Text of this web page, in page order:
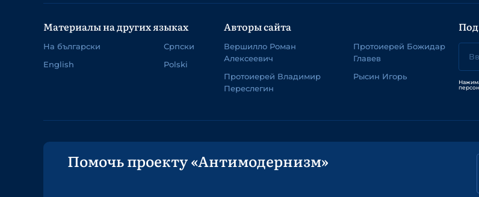
Материалы на других языках
На български
English
Српски
Polski
Авторы сайта
Вершилло Роман
Алексеевич
Протоиерей Владимир
Переслегин
Протоиерей Божидар
Главев
Рысин Игорь
Помочь проекту «Антимодернизм»